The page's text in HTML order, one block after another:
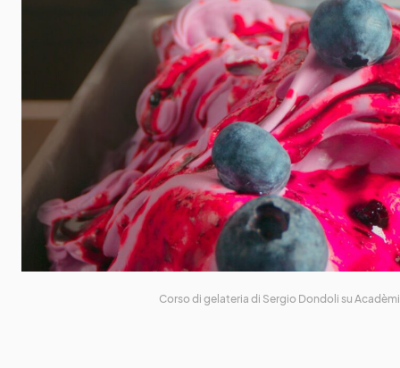
Corso di gelateria di Sergio Dondoli su